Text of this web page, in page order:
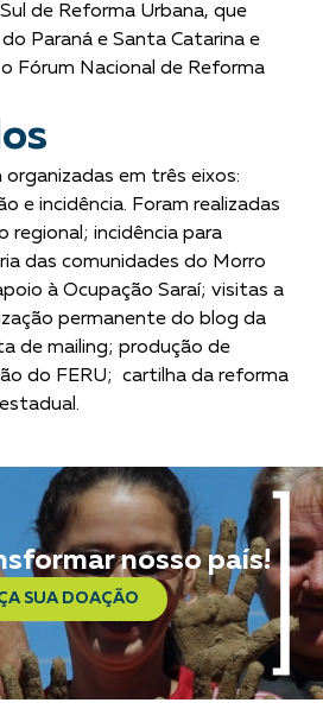
de Reforma Urbana, que
Paraná e Santa Catarina e
Fórum Nacional de Reforma
em três eixos:
e incidência. Foram realizadas
regional; incidência para
das comunidades do Morro
à Ocupação Saraí; visitas a
permanente do blog da
de mailing; produção de
do FERU; cartilha da reforma
nosso país!
SUA DOAÇÃO